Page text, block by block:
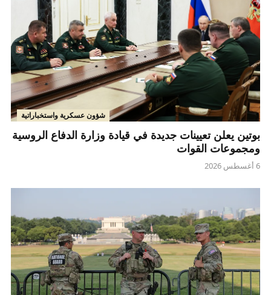
شؤون عسكرية واستخباراتية
بوتين يعلن تعيينات جديدة في قيادة وزارة الدفاع الروسية
ومجموعات القوات
6 أغسطس 2026